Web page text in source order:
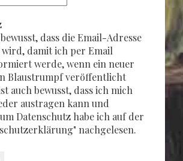
dass die Email-Adresse
damit ich per Email
werde, wenn ein neuer
Blaustrumpf veröffentlicht
auch bewusst, dass ich mich
austragen kann und
Datenschutz habe ich auf der
nachgelesen.